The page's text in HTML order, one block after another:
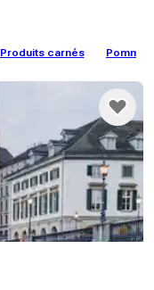
Produits carnés